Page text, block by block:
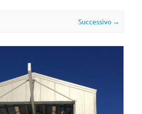
Successivo →